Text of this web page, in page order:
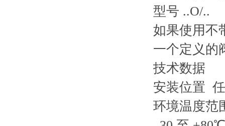
型号 ..O/..
如果使用不
一个定义的
技术数据
安装位置
环境温度